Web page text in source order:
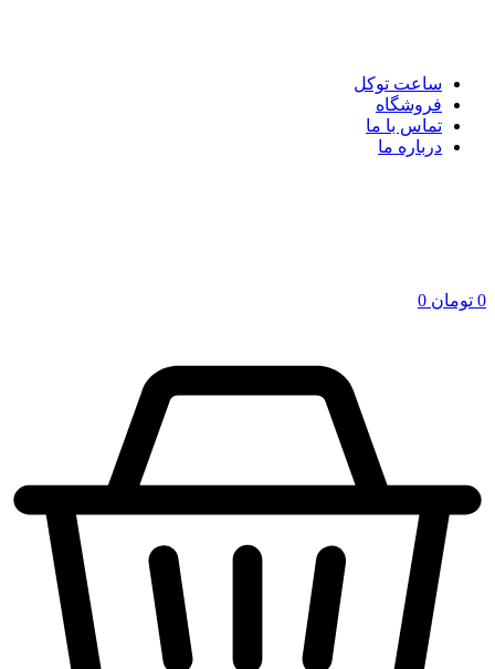
ساعت توکل
فروشگاه
تماس با ما
درباره ما
0 تومان 0